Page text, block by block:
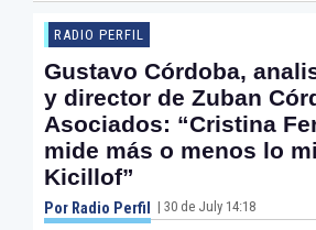
RADIO PERFIL
Gustavo Córdoba,
y director de Zuban
Asociados: “Cristina
mide más o menos lo
Kicillof”
Por Radio Perfil | 30 de July 14:18